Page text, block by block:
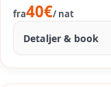
fra40€/nat
Detaljer & book